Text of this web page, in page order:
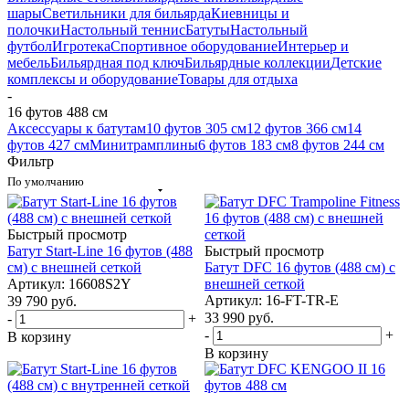
шарыСветильники для бильярдаКиевницы и
полочкиНастольный теннисБатутыНастольный
футболИгротекаСпортивное оборудованиеИнтерьер и
мебельБильярдная под ключБильярдные коллекцииДетские
комплексы и оборудованиеТовары для отдыха
-
16 футов 488 см
Аксессуары к батутам10 футов 305 см12 футов 366 см14
футов 427 смМинитрамплины6 футов 183 см8 футов 244 см
Фильтр
По умолчанию
Быстрый просмотр
Батут Start-Line 16 футов (488
см) с внешней сеткой
Артикул: 16608S2Y
39 790 руб.
-
+
В корзину
Быстрый просмотр
Батут DFC 16 футов (488 см) с
внешней сеткой
Артикул: 16-FT-TR-E
33 990 руб.
-
+
В корзину